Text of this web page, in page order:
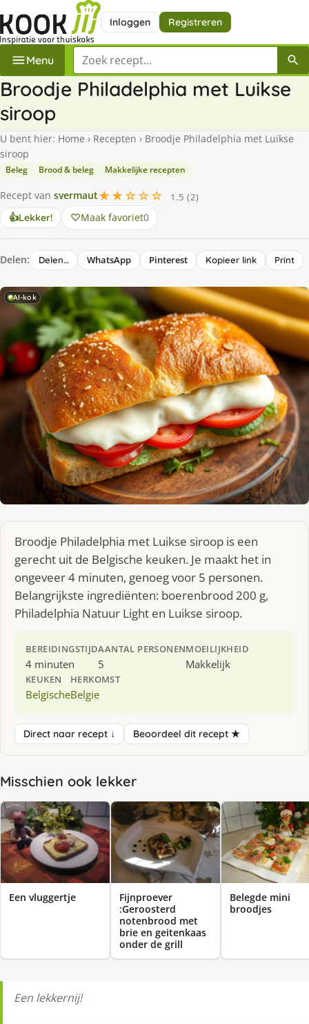
Inloggen Registreren
Menu Zoek een recept
Broodje Philadelphia met Luikse
siroop
U bent hier: Home › Recepten › Broodje Philadelphia met Luikse
siroop
Beleg Brood & beleg Makkelijke recepten
Recept van svermaut★★☆☆☆
1.5 (2)
👍Lekker! Maak favoriet0
Delen: Delen… WhatsApp Pinterest Kopieer link Print
AI-kok
Broodje Philadelphia met Luikse siroop is een
gerecht uit de Belgische keuken. Je maakt het in
ongeveer 4 minuten, genoeg voor 5 personen.
Belangrijkste ingrediënten: boerenbrood 200 g,
Philadelphia Natuur Light en Luikse siroop.
BEREIDINGSTIJD
4 minuten
AANTAL PERSONEN
5
MOEILIJKHEID
Makkelijk
KEUKEN
Belgische
HERKOMST
Belgie
Direct naar recept ↓ Beoordeel dit recept ★
Misschien ook lekker
Een vluggertje
Fijnproever
:Geroosterd
notenbrood met
brie en geitenkaas
onder de grill
Belegde mini
broodjes
Een lekkernij!